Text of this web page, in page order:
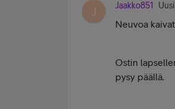
J Jaakko851
Neuvoa
Ostin
pysy päällä.